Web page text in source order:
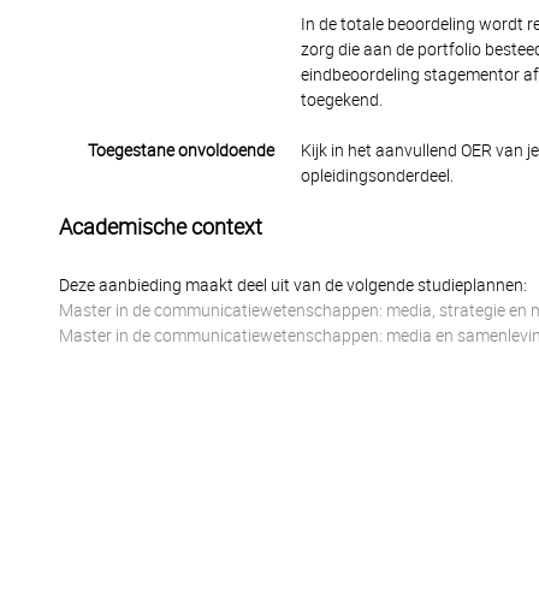
In de totale beoordeling wordt
zorg die aan de portfolio
eindbeoordeling stagementor
toegekend.
Toegestane onvoldoende
Kijk in het aanvullend OER van
opleidingsonderdeel.
Academische context
Deze aanbieding maakt deel uit van de volgende studieplannen:
Master in de communicatiewetenschappen: media, strategie en
Master in de communicatiewetenschappen: media en